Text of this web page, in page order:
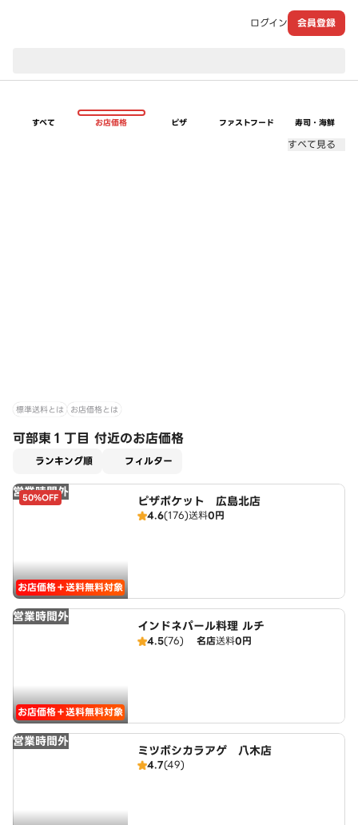
ログイン 会員登録
すべて お店価格 ピザ ファストフード 寿司・海鮮
すべて見る
標準送料とは お店価格とは
可部東１丁目 付近のお店価格
ランキング順 フィルター
営業時間外
50%OFF
お店価格＋送料無料対象
ピザポケット 広島北店
4.6(176)送料0円
営業時間外
お店価格＋送料無料対象
インドネパール料理 ルチ
4.5(76) 名店送料0円
営業時間外
ミツボシカラアゲ 八木店
4.7(49)